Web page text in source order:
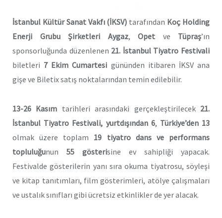
İstanbul Kültür Sanat Vakfı (İKSV) tarafından Koç Holding
Enerji Grubu Şirketleri Aygaz, Opet ve Tüpraş’ın
sponsorluğunda düzenlenen 21. İstanbul Tiyatro Festivali
biletleri 7 Ekim Cumartesi gününden itibaren İKSV ana
gişe ve Biletix satış noktalarından temin edilebilir.
13-26 Kasım tarihleri arasındaki gerçekleştirilecek 21.
İstanbul Tiyatro Festivali, yurtdışından 6, Türkiye’den 13
olmak üzere toplam 19 tiyatro dans ve performans
topluluğunun 55 gösterisine ev sahipliği yapacak.
Festivalde gösterilerin yanı sıra okuma tiyatrosu, söyleşi
ve kitap tanıtımları, film gösterimleri, atölye çalışmaları
ve ustalık sınıfları gibi ücretsiz etkinlikler de yer alacak.